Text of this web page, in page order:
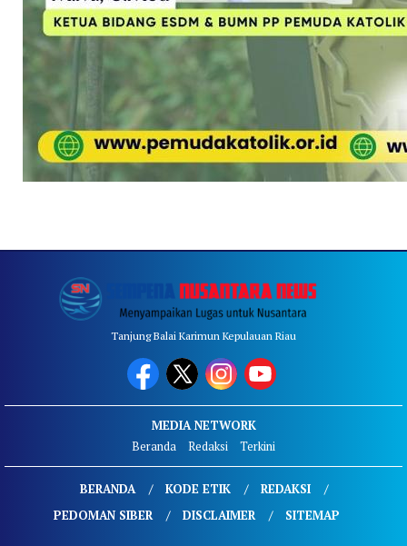
Tanjung Balai Karimun Kepulauan Riau
MEDIA NETWORK
Beranda
Redaksi Terkini
BERANDA KODE ETIK
REDAKSI
PEDOMAN SIBER
DISCLAIMER SITEMAP